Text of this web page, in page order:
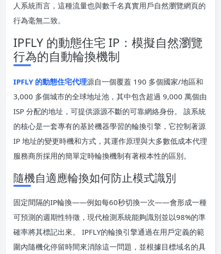
人系統而言，這種流量也與數千名真實用戶自然瀏覽網頁的
行為毫無二致。
IPFLY 的動態住宅 IP：模擬自然瀏覽
行為的自動輪換機制
IPFLY 的動態住宅代理源自一個覆蓋 190 多個國家/地區和
3,000 多個城市的全球地址池，其中包含超過 9,000 萬個由
ISP 分配的地址，可提供源源不斷的可靠網絡身份。 該系統
的核心是一套專有的基於機器學習的輪換引擎，它控制著源
IP 地址的變更時機和方式，其運作原理與大多數低成本代理
服務商所採用的簡單定時輪換機制有著根本性的區別。
隨機自適應輪換如何防止模式識別
固定間隔的IP輪換——例如每60秒切換一次——會形成一種
可預測的週期性特徵，現代檢測系統能夠識別並以98%的準
確率將其標記出來。 IPFLY的輪換引擎通過在用戶定義的範
圍內隨機化停留時間來消除這一問題，並根據目標域名的具